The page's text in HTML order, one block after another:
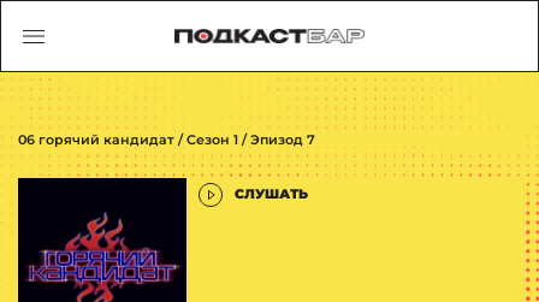
06 горячий кандидат / Сезон 1 / Эпизод 7
СЛУШАТЬ